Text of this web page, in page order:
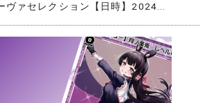
ヴァセレクション【日時】2024...